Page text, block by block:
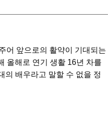
어 앞으로의 활약이 기대되는
올해로 연기 생활 16년 차를
의 배우라고 말할 수 없을 정